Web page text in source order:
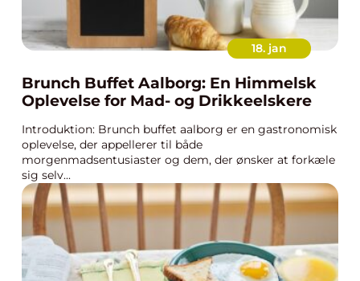
18. jan
Brunch Buffet Aalborg: En Himmelsk
Oplevelse for Mad- og Drikkeelskere
Introduktion: Brunch buffet aalborg er en gastronomisk
oplevelse, der appellerer til både
morgenmadsentusiaster og dem, der ønsker at forkæle
sig selv...